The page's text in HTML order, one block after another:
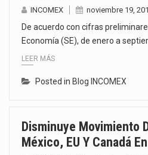
INCOMEX noviembre 19,
De acuerdo con cifras
Economía (SE), de enero a
LEER MÁS
Posted in Blog INCOMEX
Disminuye Movimiento
México, EU Y Canadá